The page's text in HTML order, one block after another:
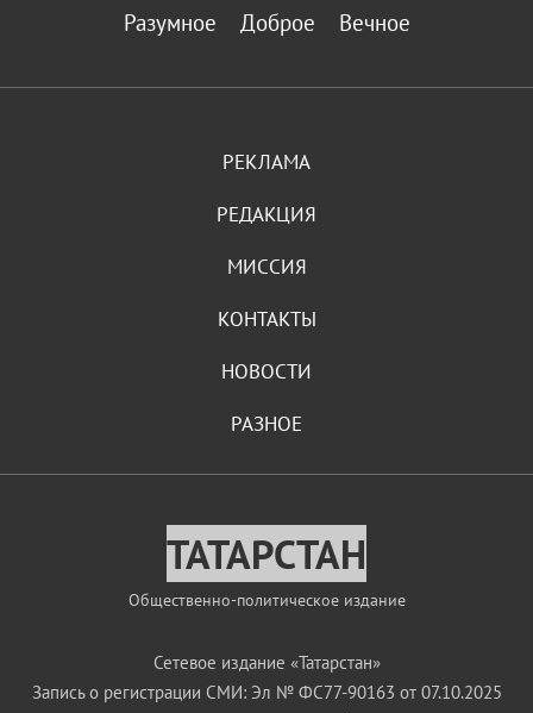
Разумное Доброе Вечное
РЕКЛАМА
РЕДАКЦИЯ
МИССИЯ
КОНТАКТЫ
НОВОСТИ
РАЗНОЕ
ТАТАРСТАН
Общественно-политическое издание
Сетевое издание «Татарстан»
Запись о регистрации СМИ: Эл № ФС77-90163 от 07.10.2025